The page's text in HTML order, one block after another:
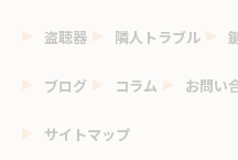
盗聴器 隣人トラブル
ブログ コラム お問い
サイトマップ